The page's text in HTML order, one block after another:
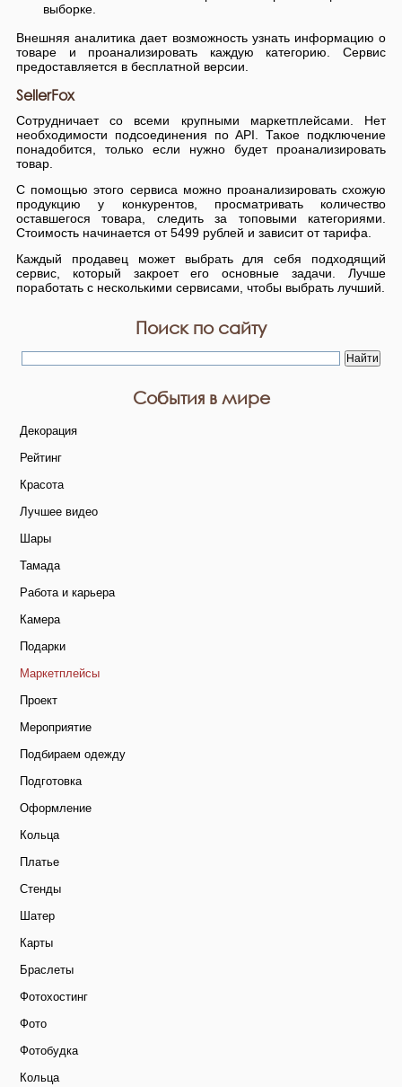
выборке.
Внешняя аналитика дает возможность узнать информацию о
товаре и проанализировать каждую категорию. Сервис
предоставляется в бесплатной версии.
SellerFox
Сотрудничает со всеми крупными маркетплейсами. Нет
необходимости подсоединения по API. Такое подключение
понадобится, только если нужно будет проанализировать
товар.
С помощью этого сервиса можно проанализировать схожую
продукцию у конкурентов, просматривать количество
оставшегося товара, следить за топовыми категориями.
Стоимость начинается от 5499 рублей и зависит от тарифа.
Каждый продавец может выбрать для себя подходящий
сервис, который закроет его основные задачи. Лучше
поработать с несколькими сервисами, чтобы выбрать лучший.
Поиск по сайту
События в мире
Декорация
Рейтинг
Красота
Лучшее видео
Шары
Тамада
Работа и карьера
Камера
Подарки
Маркетплейсы
Проект
Мероприятие
Подбираем одежду
Подготовка
Оформление
Кольца
Платье
Стенды
Шатер
Карты
Браслеты
Фотохостинг
Фото
Фотобудка
Кольца